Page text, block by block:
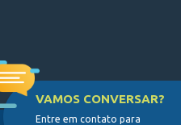
VAMOS CONVERSAR?
Entre em contato para